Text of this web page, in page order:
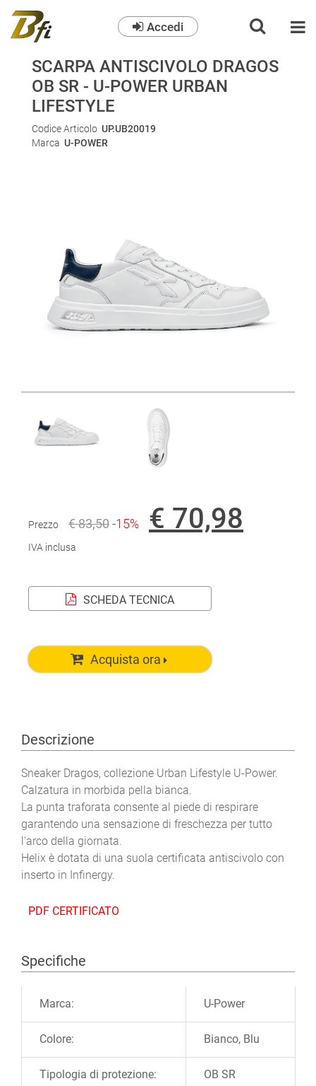
Accedi
SCARPA ANTISCIVOLO DRAGOS
OB SR - U-POWER URBAN
LIFESTYLE
Codice Articolo UP.UB20019
Marca U-POWER
Prezzo € 83,50-15% € 70,98
IVA inclusa
SCHEDA TECNICA
Acquista ora
Descrizione
Sneaker Dragos, collezione Urban Lifestyle U-Power.
Calzatura in morbida pella bianca.
La punta traforata consente al piede di respirare
garantendo una sensazione di freschezza per tutto
l'arco della giornata.
Helix è dotata di una suola certificata antiscivolo con
inserto in Infinergy.
PDF CERTIFICATO
Specifiche
Marca: U-Power
Colore: Bianco, Blu
Tipologia di protezione: OB SR